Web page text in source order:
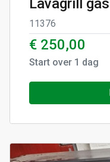
Lavagrill gas
11376
€ 250,00
Start over 1 dag